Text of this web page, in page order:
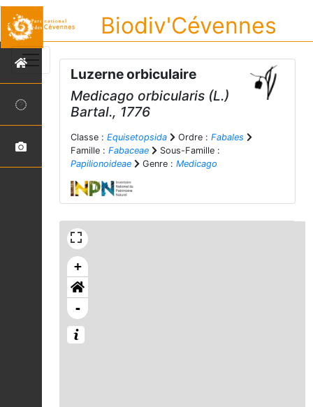
Biodiv'Cévennes
Luzerne orbiculaire
Medicago orbicularis (L.)
Bartal., 1776
Classe : Equisetopsida Ordre : Fabales
Famille : Fabaceae
Sous-Famille :
Papilionoideae
Genre : Medicago
+
-